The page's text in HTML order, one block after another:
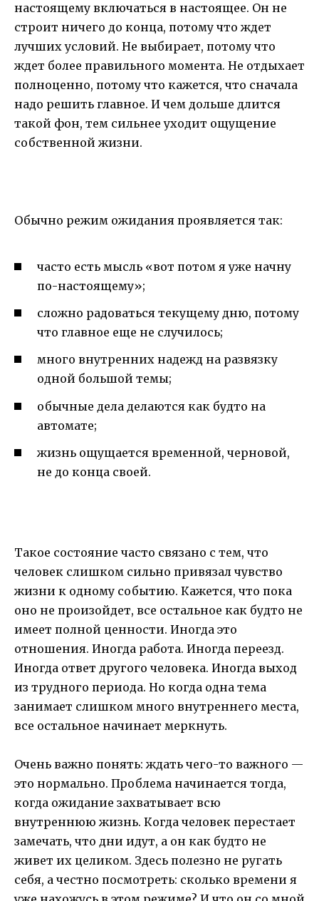
настоящему включаться в настоящее. Он не
строит ничего до конца, потому что ждет
лучших условий. Не выбирает, потому что
ждет более правильного момента. Не отдыхает
полноценно, потому что кажется, что сначала
надо решить главное. И чем дольше длится
такой фон, тем сильнее уходит ощущение
собственной жизни.
Обычно режим ожидания проявляется так:
часто есть мысль «вот потом я уже начну
по-настоящему»;
сложно радоваться текущему дню, потому
что главное еще не случилось;
много внутренних надежд на развязку
одной большой темы;
обычные дела делаются как будто на
автомате;
жизнь ощущается временной, черновой,
не до конца своей.
Такое состояние часто связано с тем, что
человек слишком сильно привязал чувство
жизни к одному событию. Кажется, что пока
оно не произойдет, все остальное как будто не
имеет полной ценности. Иногда это
отношения. Иногда работа. Иногда переезд.
Иногда ответ другого человека. Иногда выход
из трудного периода. Но когда одна тема
занимает слишком много внутреннего места,
все остальное начинает меркнуть.
Очень важно понять: ждать чего-то важного —
это нормально. Проблема начинается тогда,
когда ожидание захватывает всю
внутреннюю жизнь. Когда человек перестает
замечать, что дни идут, а он как будто не
живет их целиком. Здесь полезно не ругать
себя, а честно посмотреть: сколько времени я